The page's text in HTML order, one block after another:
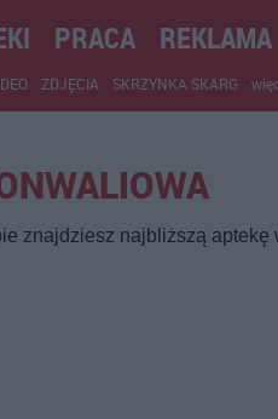
PRACA REKLAMA
ZDJĘCIA SKRZYNKA SKARG
znajdziesz najbliższą aptekę